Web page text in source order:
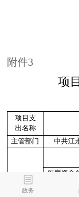
附件3
项
项目支
出名称
主管部门 中共江
项目资金
（万元）
年度资金
其中：当
政务